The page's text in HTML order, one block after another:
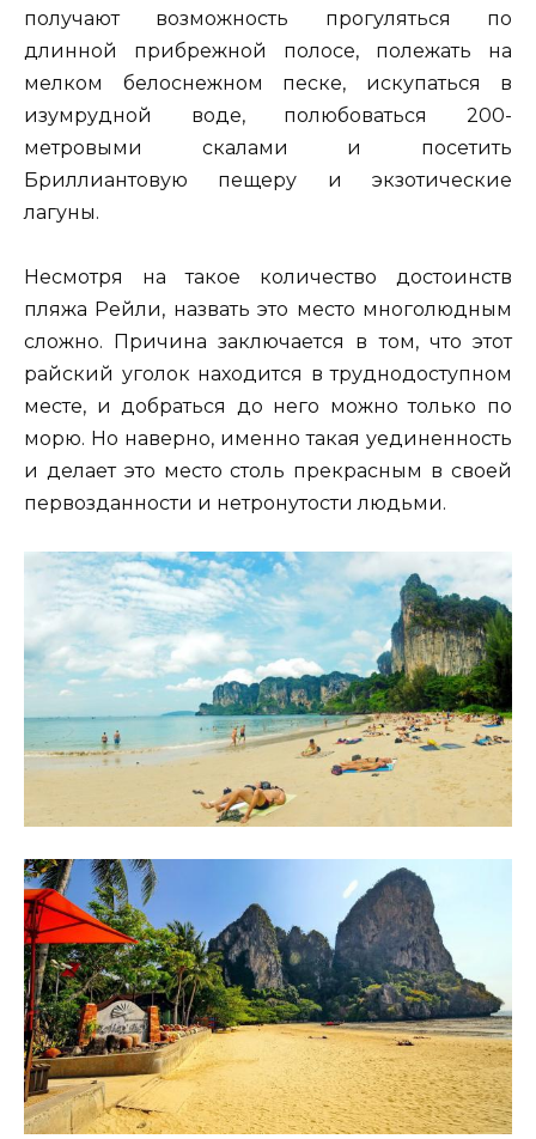
получают возможность прогуляться по
длинной прибрежной полосе, полежать на
мелком белоснежном песке, искупаться в
изумрудной воде, полюбоваться 200-
метровыми скалами и посетить
Бриллиантовую пещеру и экзотические
лагуны.
Несмотря на такое количество достоинств
пляжа Рейли, назвать это место многолюдным
сложно. Причина заключается в том, что этот
райский уголок находится в труднодоступном
месте, и добраться до него можно только по
морю. Но наверно, именно такая уединенность
и делает это место столь прекрасным в своей
первозданности и нетронутости людьми.